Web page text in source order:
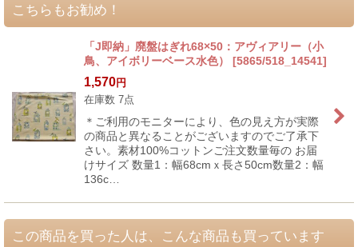
こちらもお勧め！
「J即納」廃盤はぎれ68×50：アヴィアリー（小
鳥、アイボリーベース水色）
[5865/518_14541]
1,570円
在庫数 7点
＊ご利用のモニターにより、色の見え方が実際
の商品と異なることがございますのでご了承下
さい。素材100%コットンご注文数量毎の お届
けサイズ 数量1：幅68cmｘ長さ50cm数量2：幅
136c…
この商品を買った人は、こんな商品も買っています